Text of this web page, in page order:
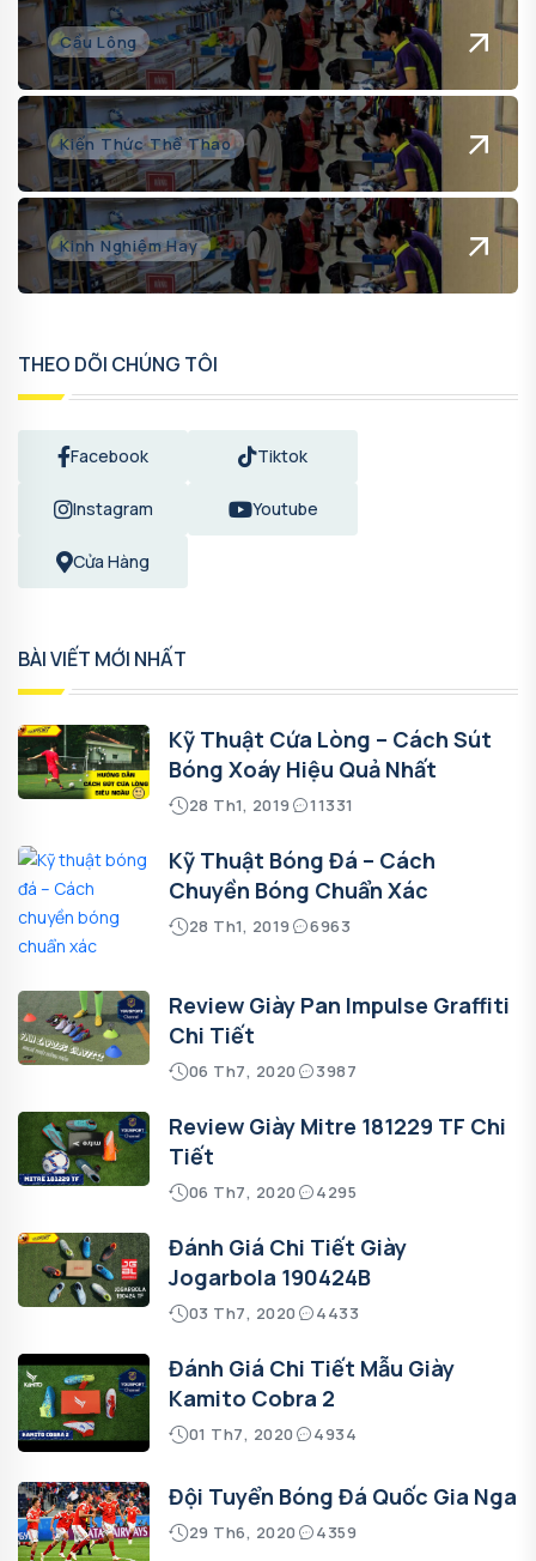
Cầu Lông
Kiến Thức Thể Thao
Kinh Nghiệm Hay
THEO DÕI CHÚNG TÔI
Facebook Tiktok
Instagram Youtube
Cửa Hàng
BÀI VIẾT MỚI NHẤT
Kỹ Thuật Cứa Lòng – Cách Sút
Bóng Xoáy Hiệu Quả Nhất
28 Th1, 2019 11331
Kỹ Thuật Bóng Đá – Cách
Chuyền Bóng Chuẩn Xác
28 Th1, 2019 6963
Review Giày Pan Impulse Graffiti
Chi Tiết
06 Th7, 2020 3987
Review Giày Mitre 181229 TF Chi
Tiết
06 Th7, 2020 4295
Đánh Giá Chi Tiết Giày
Jogarbola 190424B
03 Th7, 2020 4433
Đánh Giá Chi Tiết Mẫu Giày
Kamito Cobra 2
01 Th7, 2020 4934
Đội Tuyển Bóng Đá Quốc Gia Nga
29 Th6, 2020 4359